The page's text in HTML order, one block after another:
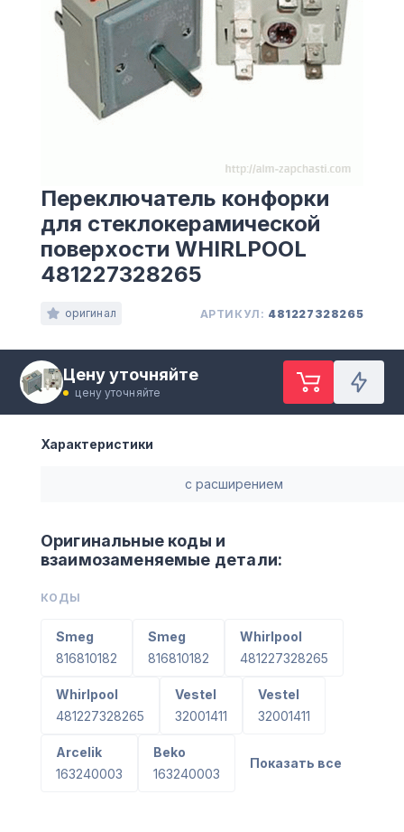
Переключатель конфорки
для стеклокерамической
поверхости WHIRLPOOL
481227328265
оригинал АРТИКУЛ: 481227328265
Цену уточняйте
цену уточняйте
Характеристики
с расширением
Оригинальные коды и
взаимозаменяемые детали:
КОДЫ
Smeg
816810182
Smeg
816810182
Whirlpool
481227328265
Whirlpool
481227328265
Vestel
32001411
Vestel
32001411
Arcelik
163240003
Beko
163240003
Показать все